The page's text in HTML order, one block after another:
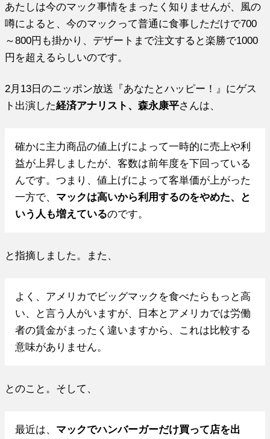
あたしは今のマック事情をまったく知りませんが、風の
噂によると、今のマックって普通に食事しただけで700
～800円も掛かり、デザートまで注文すると楽勝で1000
円を超えるらしいのです。
2月13日のニッポン放送『あなたとハッピー！』にゲス
ト出演した経済アナリスト、森永康平さんは、
確かに主力商品の値上げによって一時的に売上や利
益が上昇しましたが、客数は前年度を下回っている
んです。つまり、値上げによって客単価が上がった
一方で、 マックは高いから利用するのをやめた、と
いう人も増えているのです。
と指摘しました。また、
よく、アメリカでビッグマックを食べたらもっと高
い、と言う人がいますが、日本とアメリカでは労働
者の賃金がまったく違いますから、これは比較する
意味がありません。
とのこと。そして、
最近は、 マックでハンバーガーだけ買って店を出